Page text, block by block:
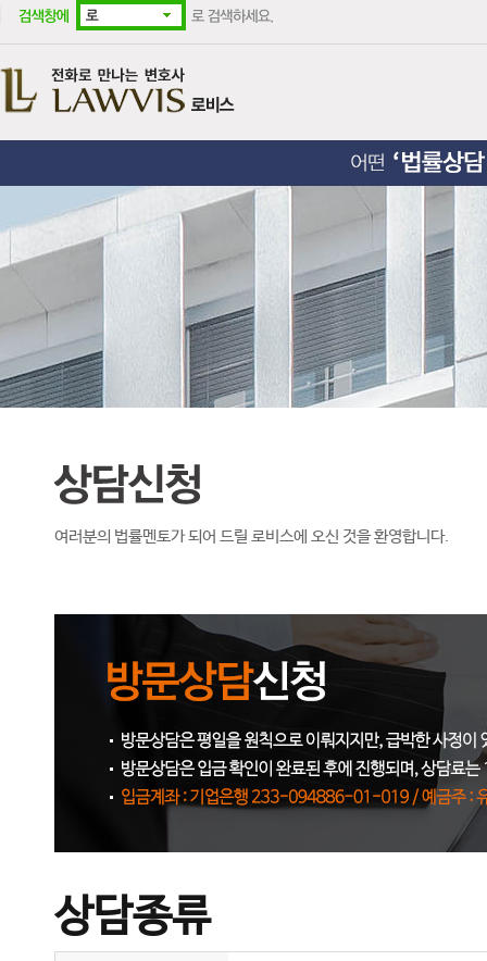
여러분의 법률멘토가 되어 드릴 로비스에 오신 것을 환영합니다.
상담종류